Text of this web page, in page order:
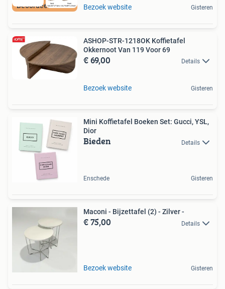
Beoordeeld met 9+ Bezoek website Gisteren
ASHOP-STR-1218OK Koffietafel
Okkernoot Van 119 Voor 69
€ 69,00 Details
Bezoek website Gisteren
Mini Koffietafel Boeken Set: Gucci, YSL,
Dior
Bieden Details
Enschede Gisteren
Maconi - Bijzettafel (2) - Zilver -
€ 75,00 Details
Bezoek website Gisteren